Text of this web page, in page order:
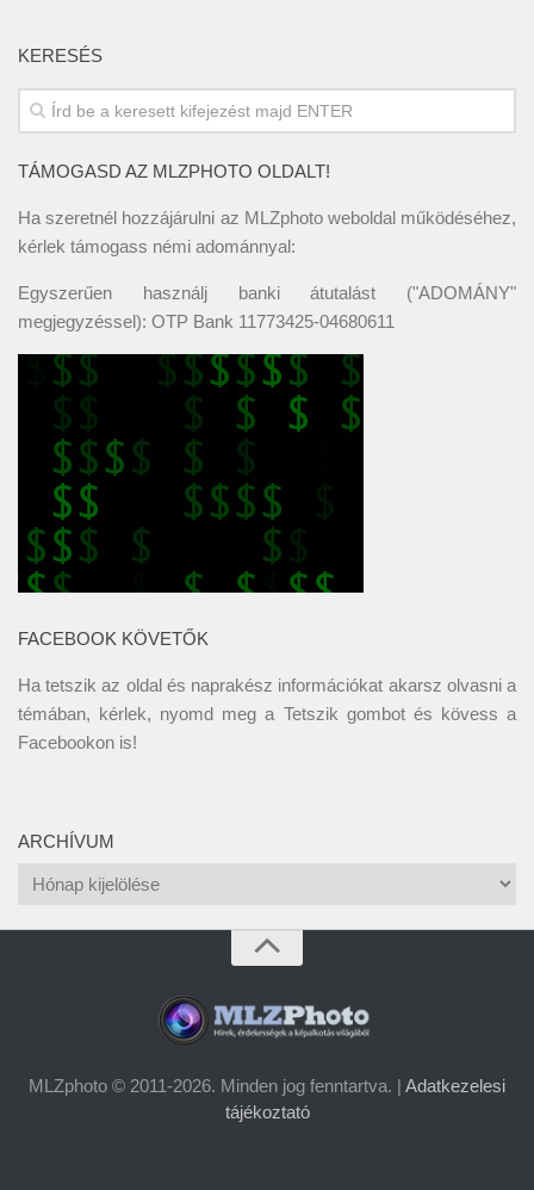
KERESÉS
TÁMOGASD AZ MLZPHOTO OLDALT!
Ha szeretnél hozzájárulni az MLZphoto weboldal működéséhez,
kérlek támogass némi adománnyal:
Egyszerűen használj banki átutalást ("ADOMÁNY"
megjegyzéssel): OTP Bank 11773425-04680611
FACEBOOK KÖVETŐK
Ha tetszik az oldal és naprakész információkat akarsz olvasni a
témában, kérlek, nyomd meg a Tetszik gombot és kövess a
Facebookon is!
ARCHÍVUM
Archívum
MLZphoto © 2011-2026. Minden jog fenntartva. | Adatkezelesi
tájékoztató